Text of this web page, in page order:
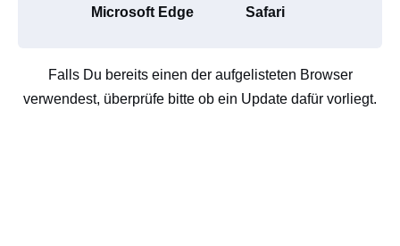
Microsoft Edge Safari
Falls Du bereits einen der aufgelisteten Browser
verwendest, überprüfe bitte ob ein Update dafür vorliegt.